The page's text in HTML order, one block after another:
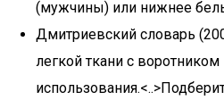
(мужчины) или нижнее
Дмитриевский словарь
легкой ткани с